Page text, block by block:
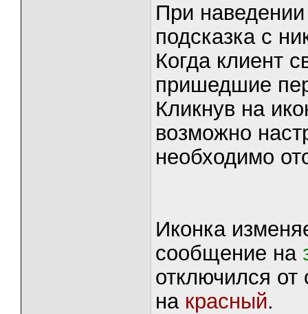
При
подсказка с
Когда клиент
пришедшие
Кликнув на
возможно
необходимо
Иконка
сообщение на
отключился
на красный.